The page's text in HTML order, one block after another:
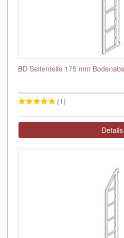
BD Seitenteile 175 mm
(1)
Details